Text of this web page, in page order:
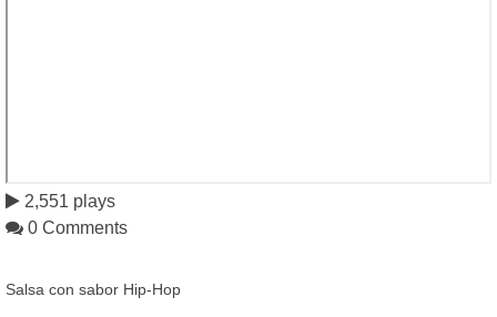
2,551 plays
0 Comments
Salsa con sabor Hip-Hop